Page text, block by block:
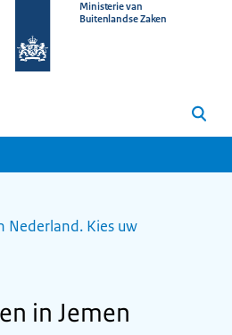
Ministerie van
Buitenlandse Zaken
Zoeken
Nederland. Kies uw
in Jemen